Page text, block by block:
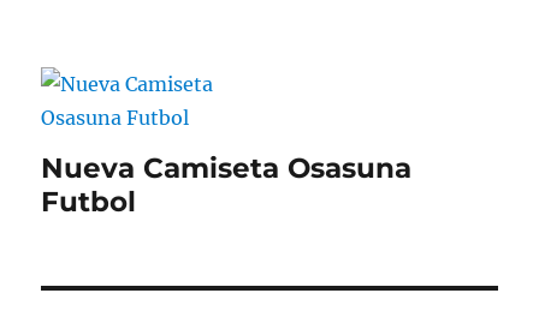
Nueva Camiseta Osasuna
Futbol